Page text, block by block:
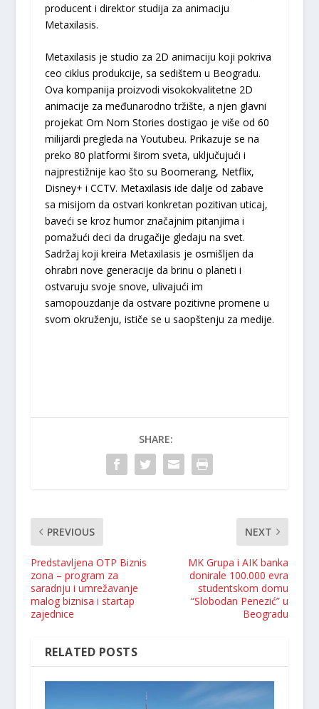
producent i direktor studija za animaciju
Metaxilasis.
Metaxilasis je studio za 2D animaciju koji pokriva
ceo ciklus produkcije, sa sedištem u Beogradu.
Ova kompanija proizvodi visokokvalitetne 2D
animacije za međunarodno tržište, a njen glavni
projekat Om Nom Stories dostigao je više od 60
milijardi pregleda na Youtubeu. Prikazuje se na
preko 80 platformi širom sveta, uključujući i
najprestižnije kao što su Boomerang, Netflix,
Disney+ i CCTV. Metaxilasis ide dalje od zabave
sa misijom da ostvari konkretan pozitivan uticaj,
baveći se kroz humor značajnim pitanjima i
pomažući deci da drugačije gledaju na svet.
Sadržaj koji kreira Metaxilasis je osmišljen da
ohrabri nove generacije da brinu o planeti i
ostvaruju svoje snove, ulivajući im
samopouzdanje da ostvare pozitivne promene u
svom okruženju, ističe se u saopštenju za medije.
SHARE:
PREVIOUS
Predstavljena OTP Biznis
zona – program za
saradnju i umrežavanje
malog biznisa i startap
zajednice
NEXT
MK Grupa i AIK banka
donirale 100.000 evra
studentskom domu
“Slobodan Penezić” u
Beogradu
RELATED POSTS